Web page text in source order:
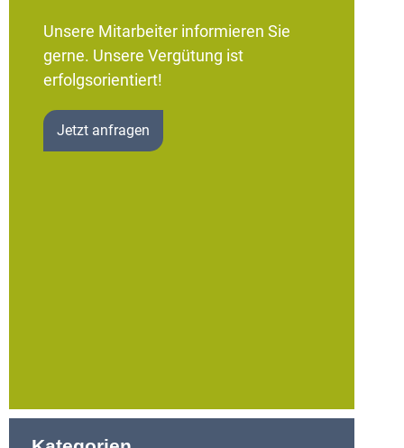
Unsere Mitarbeiter informieren Sie
gerne. Unsere Vergütung ist
erfolgsorientiert!
Jetzt anfragen